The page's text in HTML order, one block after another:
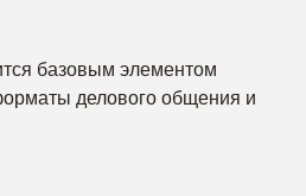
базовым элементом
делового общения и